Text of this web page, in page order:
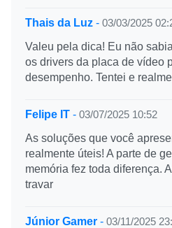
Thais da Luz - 03/03/2025
Valeu pela dica! Eu não
os drivers da placa de vídeo
desempenho. Tentei e
Felipe IT - 03/07/2025 10:52
As soluções que você
realmente úteis! A parte de
memória fez toda diferença.
travar
Júnior Gamer - 03/11/2025